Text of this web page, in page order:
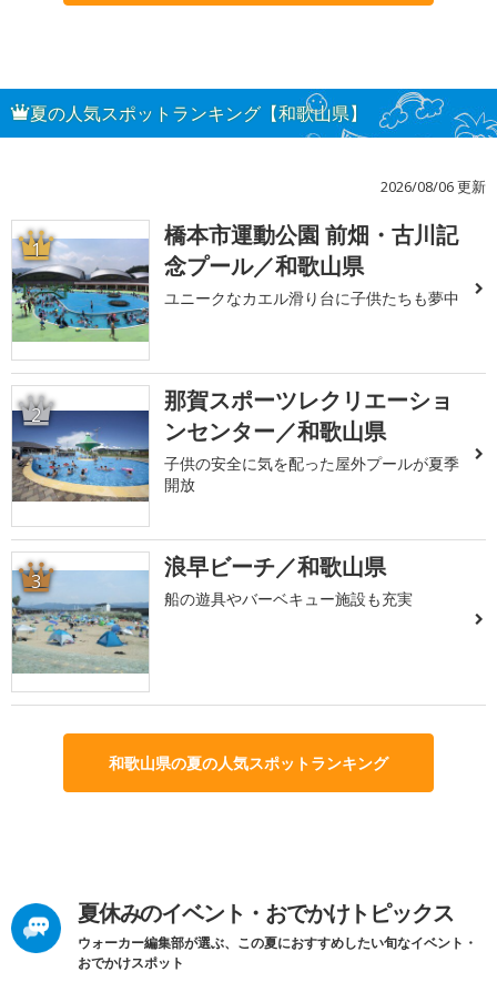
夏の人気スポットランキング【和歌山県】
2026/08/06 更新
1
橋本市運動公園 前畑・古川記
念プール／和歌山県
ユニークなカエル滑り台に子供たちも夢中
2
那賀スポーツレクリエーショ
ンセンター／和歌山県
子供の安全に気を配った屋外プールが夏季
開放
3 浪早ビーチ／和歌山県
船の遊具やバーベキュー施設も充実
和歌山県の夏の人気スポットランキング
夏休みのイベント・おでかけトピックス
ウォーカー編集部が選ぶ、この夏におすすめしたい旬なイベント・
おでかけスポット